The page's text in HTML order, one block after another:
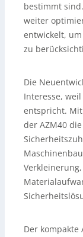
bestimmt
weiter
entwickelt,
zu
Die
Interesse,
entspricht. Mit
der AZM40
Der kompakte